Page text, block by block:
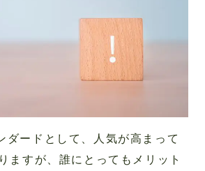
ダードとして、人気が高まって
ますが、誰にとってもメリット